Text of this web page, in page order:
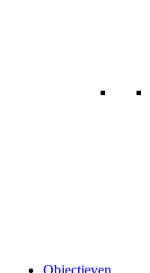
Objectieven